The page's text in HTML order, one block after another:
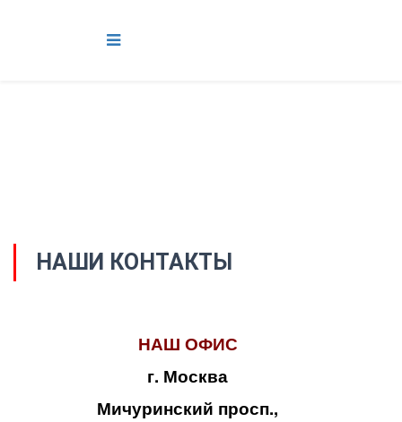
НАШИ КОНТАКТЫ
НАШ ОФИС
г. Москва
Мичуринский просп.,